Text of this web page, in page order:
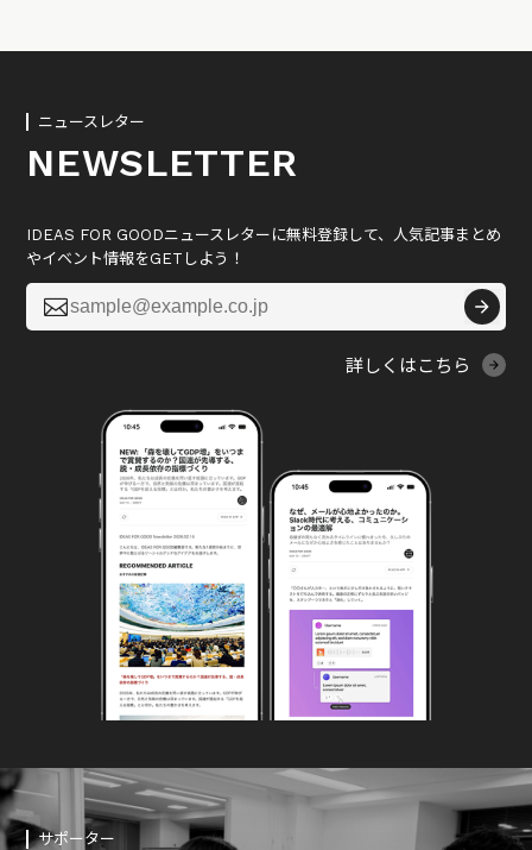
ニュースレター
NEWSLETTER
IDEAS FOR GOODニュースレターに無料登録して、人気記事まとめ
やイベント情報をGETしよう！

詳しくはこちら
サポーター